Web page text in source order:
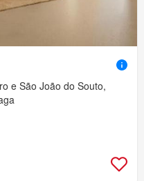
e São João do Souto,